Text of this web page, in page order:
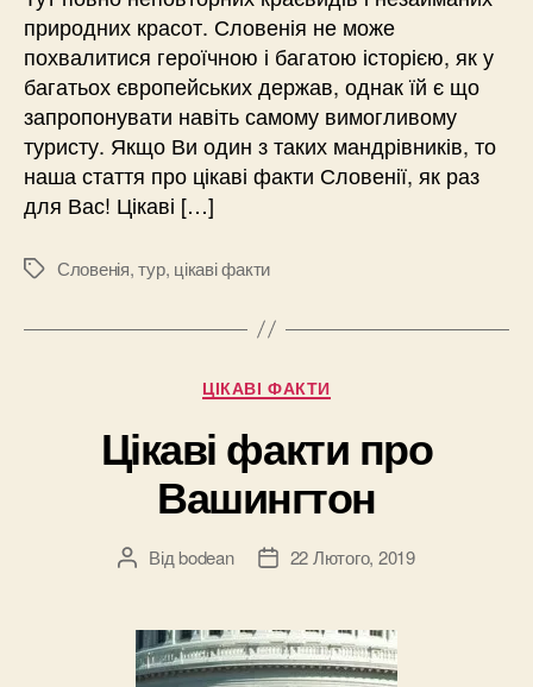
природних красот. Словенія не може
похвалитися героїчною і багатою історією, як у
багатьох європейських держав, однак їй є що
запропонувати навіть самому вимогливому
туристу. Якщо Ви один з таких мандрівників, то
наша стаття про цікаві факти Словенії, як раз
для Вас! Цікаві […]
Позначки
Словенія,тур, цікаві факти
Категорії
ЦІКАВІ ФАКТИ
Цікаві факти про
Вашингтон
Автор
Відbodean
Дата22 Лютого, 2019